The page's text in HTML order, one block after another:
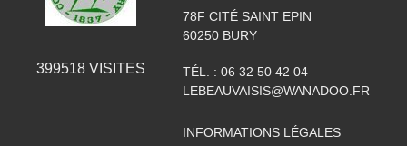
399518 VISITES
78F CITÉ SAINT EPIN
60250 BURY
TÉL. : 06 32 50 42 04
LEBEAUVAISIS@WANADOO.FR
INFORMATIONS LÉGALES